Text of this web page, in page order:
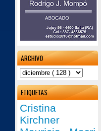
ARCHIVO
ETIQUETAS
Cristina
Kirchner